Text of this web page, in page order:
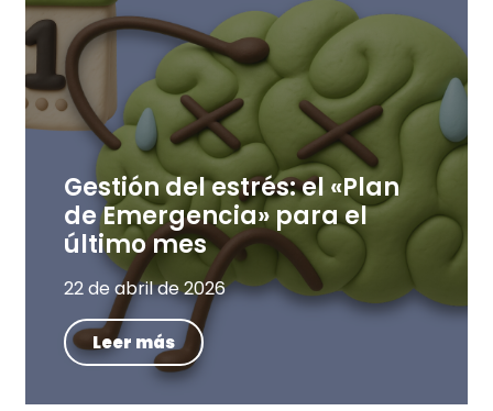
Gestión del estrés: el «Plan
de Emergencia» para el
último mes
22 de abril de 2026
Leer más